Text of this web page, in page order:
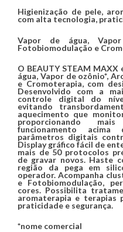
Higienização de pele,
com alta tecnologia,
Vapor de água,
Fotobiomodulação e
O BEAUTY STEAM
água, Vapor de ozônio*,
e Cromoterapia, com
Desenvolvido com a
controle digital do
evitando
aquecimento que
proporcionando
funcionamento
parâmetros digitais
Display gráfico fácil de
mais de 50 protocolos
de gravar novos. Haste
região da pega em
operador. Acompanha
e Fotobiomodulação,
cores. Possibilita
aromaterapia e terapias
praticidade e segurança.
*nome comercial